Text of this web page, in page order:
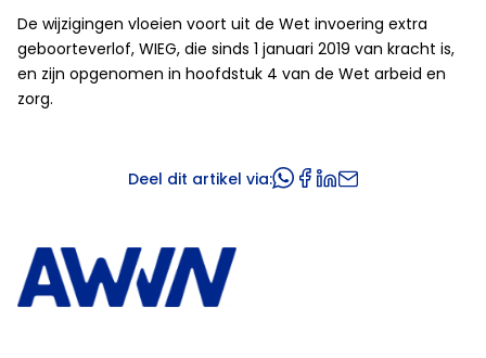
De wijzigingen vloeien voort uit de Wet invoering extra
geboorteverlof, WIEG, die sinds 1 januari 2019 van kracht is,
en zijn opgenomen in hoofdstuk 4 van de Wet arbeid en
zorg.
Deel dit artikel via: